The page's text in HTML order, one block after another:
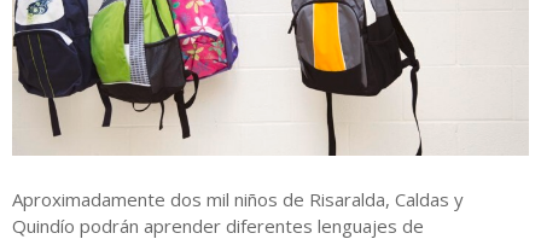
Aproximadamente dos mil niños de Risaralda, Caldas y
Quindío podrán aprender diferentes lenguajes de